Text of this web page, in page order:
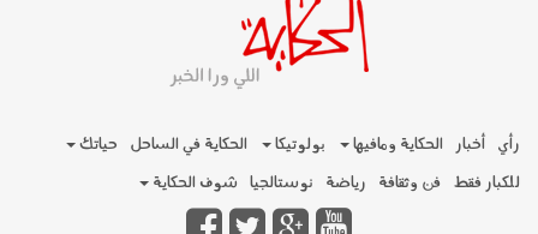
رأي أخبار الحكاية ومافيها بولوتيكا الحكاية في الساحل
حياتك
للكبار فقط فن وثقافة رياضة نوستالجيا شوف الحكاية